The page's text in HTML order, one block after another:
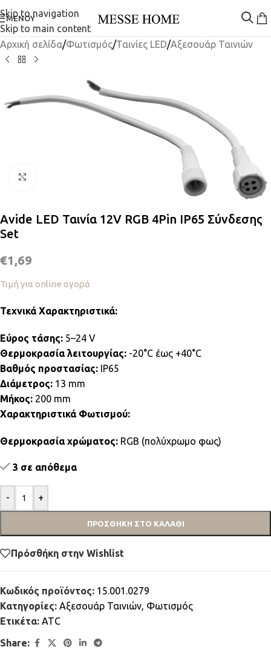
Skip to navigation
Skip to main content
ΜΕΝΟΎ
Αρχική σελίδα/Φωτισμός/Ταινίες LED/Αξεσουάρ Ταινιών
Avide LED Ταινία 12V RGB 4Pin IP65 Σύνδεσης
Set
€1,69
Τιμή για online αγορά
Τεχνικά Χαρακτηριστικά:
Εύρος τάσης: 5–24 V
Θερμοκρασία λειτουργίας: -20°C έως +40°C
Βαθμός προστασίας: IP65
Διάμετρος: 13 mm
Μήκος: 200 mm
Χαρακτηριστικά Φωτισμού:
Θερμοκρασία χρώματος: RGB (πολύχρωμο φως)
3 σε απόθεμα
- +
ΠΡΟΣΘΉΚΗ ΣΤΟ ΚΑΛΆΘΙ
Πρόσθήκη στην Wishlist
Κωδικός προϊόντος: 15.001.0279
Κατηγορίες: Αξεσουάρ Ταινιών Φωτισμός
Ετικέτα: ATC
Share: